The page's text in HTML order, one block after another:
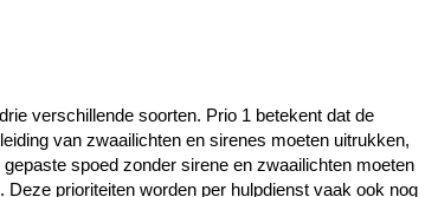
verschillende soorten. Prio 1 betekent dat de
van zwaailichten en sirenes moeten uitrukken,
spoed zonder sirene en zwaailichten moeten
prioriteiten worden per hulpdienst vaak ook nog